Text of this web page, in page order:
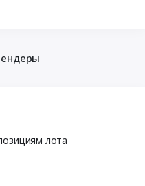
лота